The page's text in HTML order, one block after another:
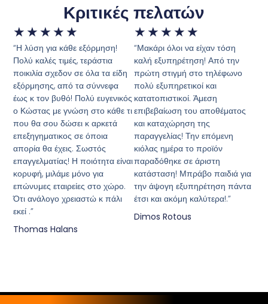
Κριτικές πελατών
★ ★ ★ ★ ★
“Η λύση για κάθε εξόρμηση!
Πολύ καλές τιμές, τεράστια
ποικιλία σχεδον σε όλα τα είδη
εξόρμησης, από τα σύννεφα
έως κ τον βυθό! Πολύ ευγενικός
ο Κώστας με γνώση στο κάθε τι
που θα σου δώσει κ αρκετά
επεξηγηματικος σε όποια
απορία θα έχεις. Σωστός
επαγγελματίας! Η ποιότητα είναι
κορυφή, μιλάμε μόνο για
επώνυμες εταιρείες στο χώρο.
Ότι ανάλογο χρειαστώ κ πάλι
εκεί .”
Thomas Halans
★ ★ ★ ★ ★
“Μακάρι όλοι να είχαν τόση
καλή εξυπηρέτηση! Από την
πρώτη στιγμή στο τηλέφωνο
πολύ εξυπηρετικοί και
κατατοπιστικοί. Άμεση
επιβεβαίωση του αποθέματος
και καταχώρηση της
παραγγελίας! Την επόμενη
κιόλας ημέρα το προϊόν
παραδόθηκε σε άριστη
κατάσταση! Μπράβο παιδιά για
την άψογη εξυπηρέτηση πάντα
έτσι και ακόμη καλύτερα!.”
Dimos Rotous